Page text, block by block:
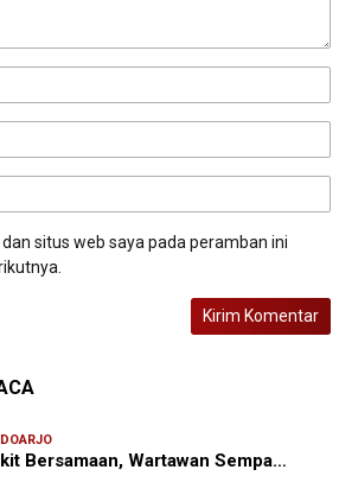
situs web saya pada peramban ini
Bersamaan, Wartawan Sempa…